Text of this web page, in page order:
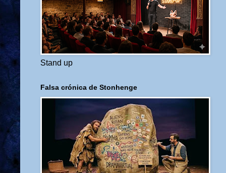
Stand up
Falsa crónica de Stonhenge